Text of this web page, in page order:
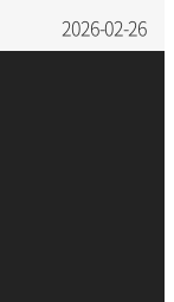
2026-02-26